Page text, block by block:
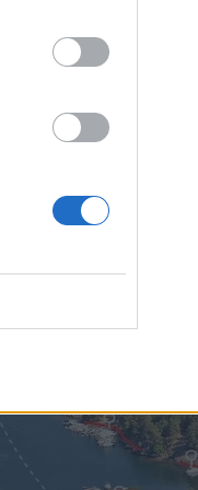
- Kysten er
BÅTMAGASINET